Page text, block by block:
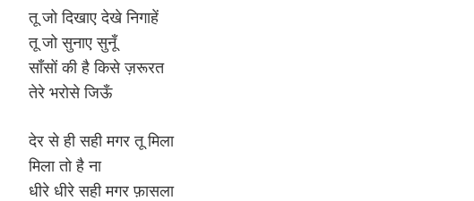
तू जो दिखाए देखे निगाहें
तू जो सुनाए सुनूँ
साँसों की है किसे ज़रूरत
तेरे भरोसे जिऊँ
देर से ही सही मगर तू मिला
मिला तो है ना
धीरे धीरे सही मगर फ़ासला